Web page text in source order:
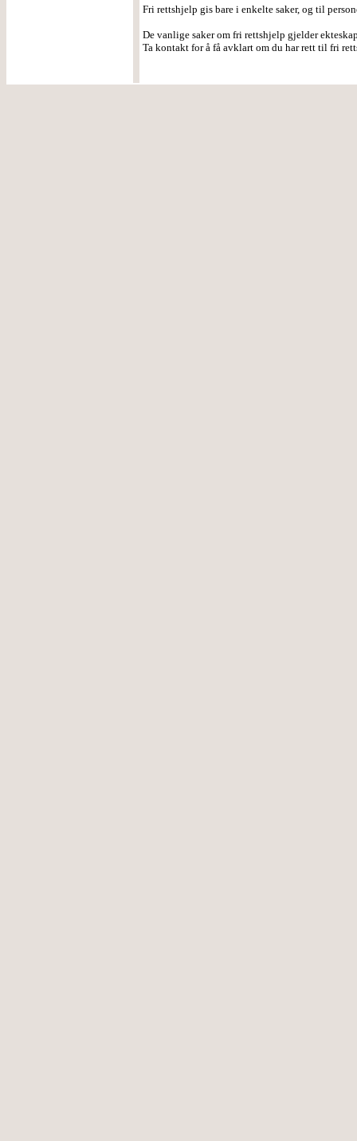
Fri rettshjelp gis bare i enkelte saker, og til
De vanlige saker om fri rettshjelp gjelder
Ta kontakt for å få avklart om du har rett til fri